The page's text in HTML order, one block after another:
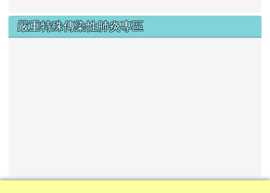
嚴重特殊傳染性肺炎專區